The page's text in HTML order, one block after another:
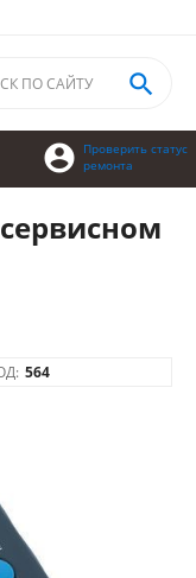
Проверить статус
ремонта


564